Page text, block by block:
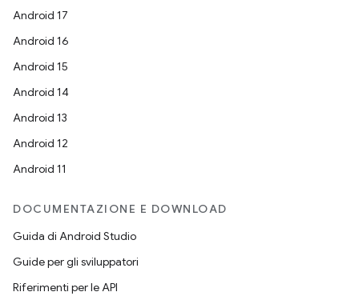
Android 17
Android 16
Android 15
Android 14
Android 13
Android 12
Android 11
DOCUMENTAZIONE E DOWNLOAD
Guida di Android Studio
Guide per gli sviluppatori
Riferimenti per le API